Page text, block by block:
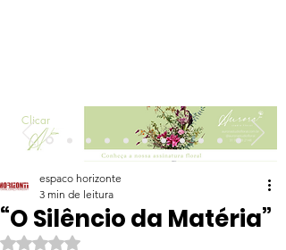
Clicar
“O Silêncio da Matéria”
espaco horizonte
3 min de leitura
Avaliado com NaN de 5 estrelas.